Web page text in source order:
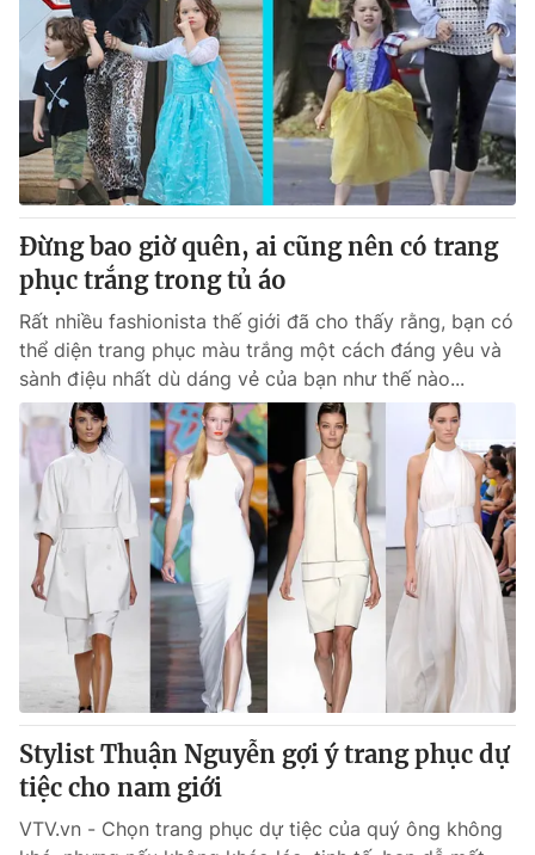
Đừng bao giờ quên, ai cũng nên có trang
phục trắng trong tủ áo
Rất nhiều fashionista thế giới đã cho thấy rằng, bạn có
thể diện trang phục màu trắng một cách đáng yêu và
sành điệu nhất dù dáng vẻ của bạn như thế nào...
Stylist Thuận Nguyễn gợi ý trang phục dự
tiệc cho nam giới
VTV.vn - Chọn trang phục dự tiệc của quý ông không